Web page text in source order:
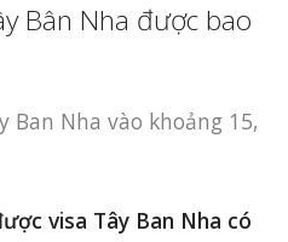
Bân Nha được bao
Ban Nha vào khoảng 15,
visa Tây Ban Nha có